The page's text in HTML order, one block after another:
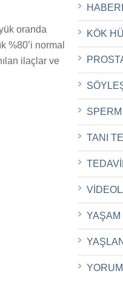
oranda
%80’i normal
ilaçlar ve
KÖK
TANI
YAŞAM